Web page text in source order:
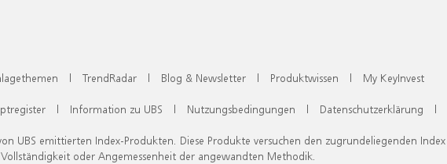
| TrendRadar | Blog & Newsletter | Produktwissen | My KeyInvest
| Information zu UBS | Nutzungsbedingungen | Datenschutzerklärung |
UBS emittierten Index-Produkten. Diese Produkte versuchen den zugrundeliegenden
oder Angemessenheit der angewandten Methodik.